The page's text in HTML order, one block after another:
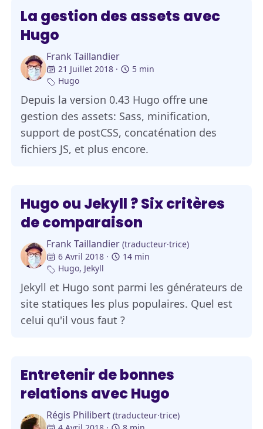
La gestion des assets avec
Hugo
Frank Taillandier
21 Juillet 2018
5 min
Hugo
Depuis la version 0.43 Hugo offre une
gestion des assets: Sass, minification,
support de postCSS, concaténation des
fichiers JS, et plus encore.
Hugo ou Jekyll ? Six critères
de comparaison
Frank Taillandier (traducteur·trice)
6 Avril 2018
14 min
Hugo, Jekyll
Jekyll et Hugo sont parmi les générateurs de
site statiques les plus populaires. Quel est
celui qu'il vous faut ?
Entretenir de bonnes
relations avec Hugo
Régis Philibert (traducteur·trice)